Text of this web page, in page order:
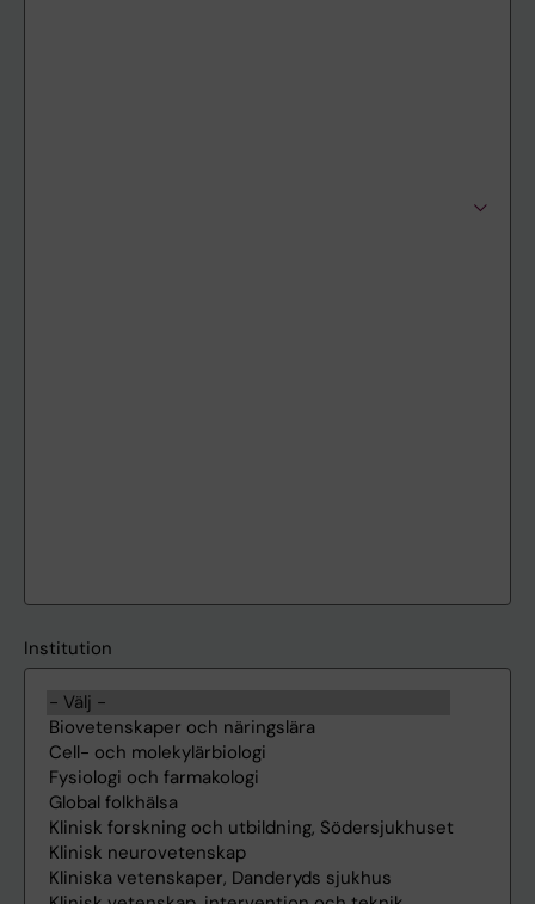
Institution